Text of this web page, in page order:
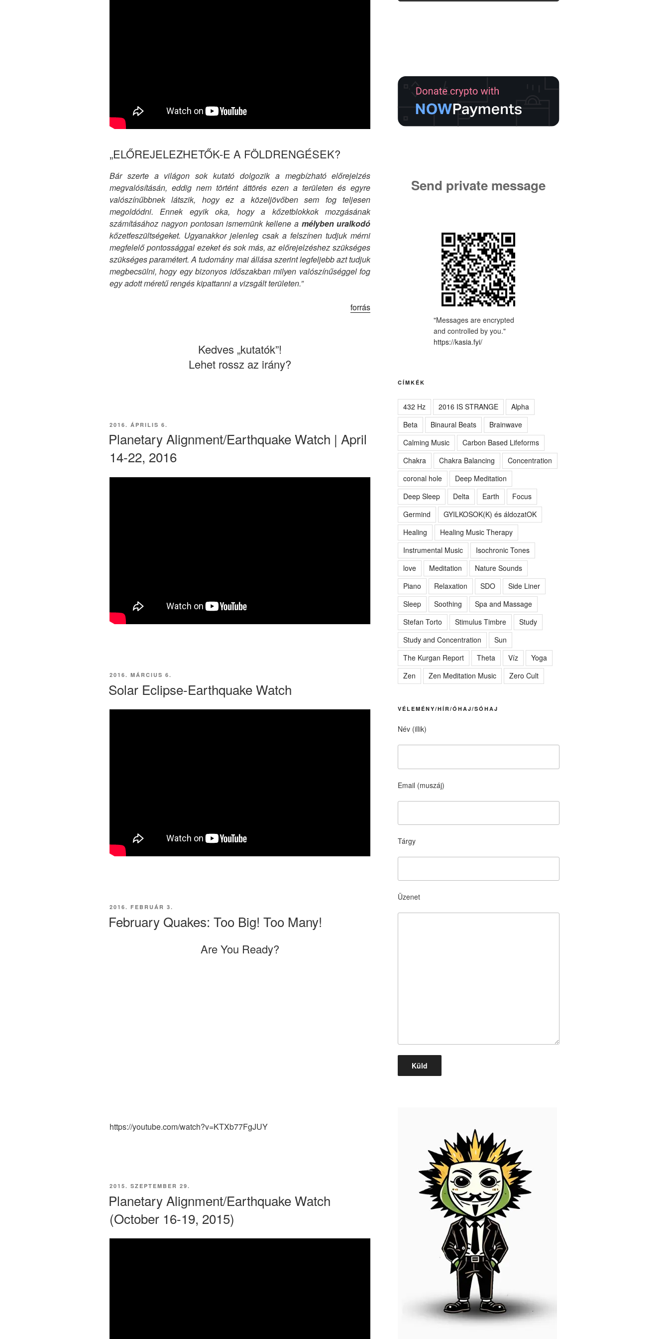
„ELŐREJELEZHETŐK-E A FÖLDRENGÉSEK?
Bár szerte a világon sok kutató dolgozik a megbízható előrejelzés
megvalósításán, eddig nem történt áttörés ezen a területen és egyre
valószínűbbnek látszik, hogy ez a közeljövőben sem fog teljesen
megoldódni. Ennek egyik oka, hogy a kőzetblokkok mozgásának
számításához nagyon pontosan ismernünk kellene a mélyben uralkodó
kőzetfeszültségeket. Ugyanakkor jelenleg csak a felszínen tudjuk mérni
megfelelő pontossággal ezeket és sok más, az előrejelzéshez szükséges
szükséges paramétert. A tudomány mai állása szerint legfeljebb azt tudjuk
megbecsülni, hogy egy bizonyos időszakban milyen valószínűséggel fog
egy adott méretű rengés kipattanni a vizsgált területen.”
forrás
Kedves „kutatók”!
Lehet rossz az irány?
BEKÜLDVE:
2016. ÁPRILIS 6.
Planetary Alignment/Earthquake Watch | April
14-22, 2016
BEKÜLDVE:
2016. MÁRCIUS 6.
Solar Eclipse-Earthquake Watch
BEKÜLDVE:
2016. FEBRUÁR 3.
February Quakes: Too Big! Too Many!
Are You Ready?
https://youtube.com/watch?v=KTXb77FgJUY
BEKÜLDVE:
2015. SZEPTEMBER 29.
Planetary Alignment/Earthquake Watch
(October 16-19, 2015)
Send private message
"Messages are encrypted
and controlled by you."
https://kasia.fyi/
CÍMKÉK
432 Hz 2016 IS STRANGE
Alpha
Beta
Binaural Beats
Brainwave
Calming Music
Carbon Based Lifeforms
Chakra
Chakra Balancing
Concentration
coronal hole
Deep Meditation
Deep Sleep
Delta Earth
Focus
Germind
GYILKOSOK(K) és áldozatOK
Healing
Healing Music Therapy
Instrumental Music
Isochronic Tones
love
Meditation
Nature Sounds
Piano
Relaxation SDO
Side Liner
Sleep
Soothing
Spa and Massage
Stefan Torto
Stimulus Timbre
Study
Study and Concentration
Sun
The Kurgan Report
Theta Víz
Yoga
Zen
Zen Meditation Music Zero Cult
VÉLEMÉNY/HÍR/ÓHAJ/SÓHAJ
Név (illik)
Email (muszáj)
Tárgy
Üzenet